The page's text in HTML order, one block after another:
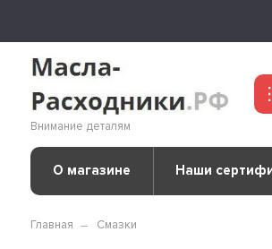
Внимание деталям
О магазине Наши
Главная Смазки